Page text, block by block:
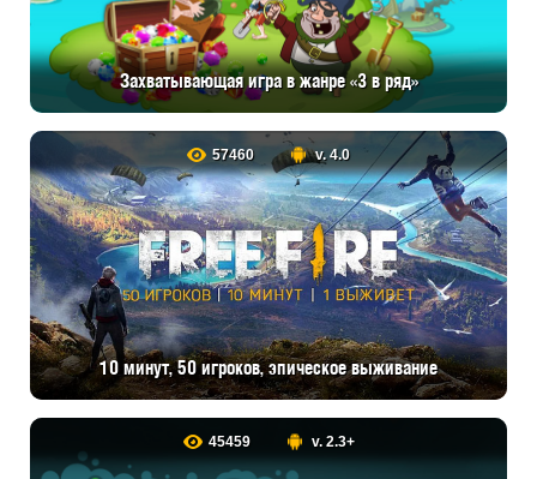
Захватывающая игра в жанре «3 в ряд»
57460 v. 4.0
10 минут, 50 игроков, эпическое выживание
45459 v. 2.3+